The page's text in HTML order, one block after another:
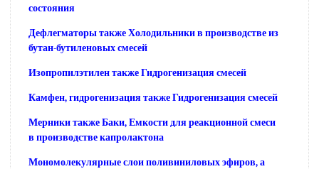
состояния
Дефлегматоры также Холодильники в производстве из
бутан-бутиленовых смесей
Изопропилэтилен также Гидрогенизация смесей
Камфен, гидрогенизация также Гидрогенизация смесей
Мерники также Баки, Емкости для реакционной смеси
в производстве капролактона
Мономолекулярные слои поливиниловых эфиров, а